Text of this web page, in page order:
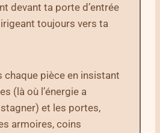
devant ta porte d’entrée
toujours vers ta
chaque pièce en insistant
(là où l’énergie a
et les portes,
armoires, coins